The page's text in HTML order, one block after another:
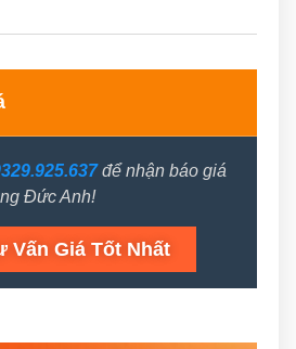
để nhận báo giá
Đức Anh!
Vấn Giá Tốt Nhất